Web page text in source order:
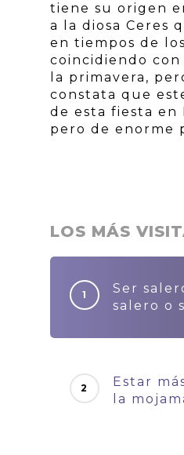
tiene su origen
a la diosa Ceres
en tiempos de
coincidiendo
la primavera,
constata que
de esta fiesta en
pero de enorme
LOS MÁS
Ser
salero o
Estar
la